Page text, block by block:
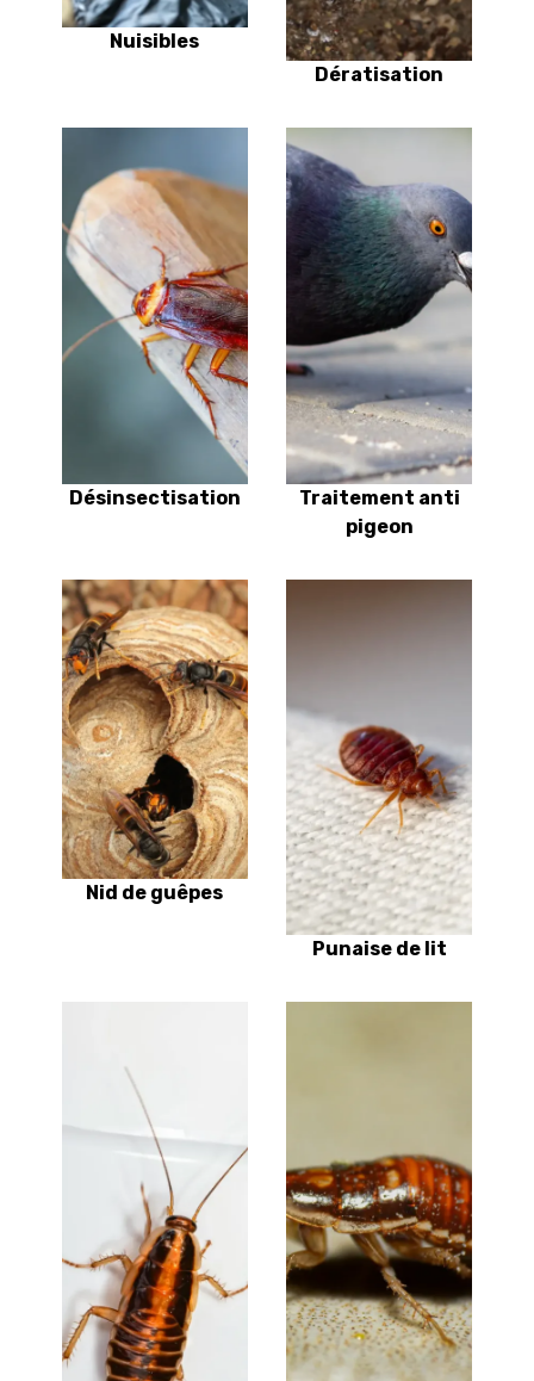
Nuisibles
Dératisation
Désinsectisation
Traitement anti
pigeon
Nid de guêpes
Punaise de lit